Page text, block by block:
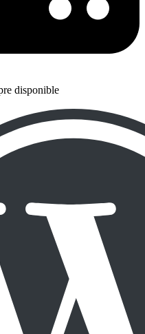
disponible